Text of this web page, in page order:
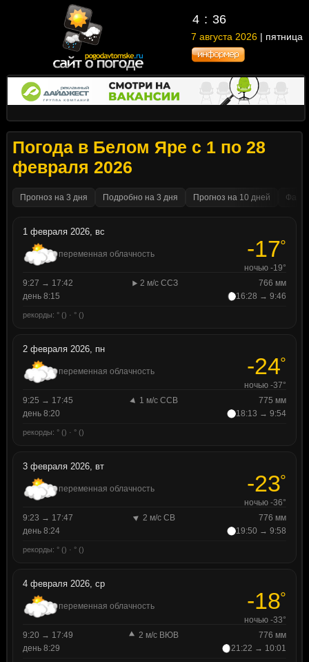
4 36
7 августа 2026 | пятница
Погода в Белом Яре с 1 по 28
февраля 2026
Прогноз на 3 дня Подробно на 3 дня Прогноз на 10 дней
1 февраля 2026, вс
переменная облачность -17°
ночью -19°
9:27 → 17:42
2 м/с ССЗ
766 мм
день 8:15
16:28 → 9:46
рекорды: ° () · ° ()
2 февраля 2026, пн
переменная облачность -24°
ночью -37°
9:25 → 17:45
1 м/с ССВ
775 мм
день 8:20
18:13 → 9:54
рекорды: ° () · ° ()
3 февраля 2026, вт
переменная облачность -23°
ночью -36°
9:23 → 17:47
2 м/с СВ
776 мм
день 8:24
19:50 → 9:58
рекорды: ° () · ° ()
4 февраля 2026, ср
переменная облачность -18°
ночью -33°
9:20 → 17:49
2 м/с ВЮВ
776 мм
день 8:29
21:22 → 10:01